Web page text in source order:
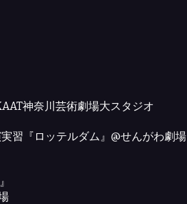
神奈川芸術劇場大スタジオ
習『ロッテルダム』@せんがわ劇場